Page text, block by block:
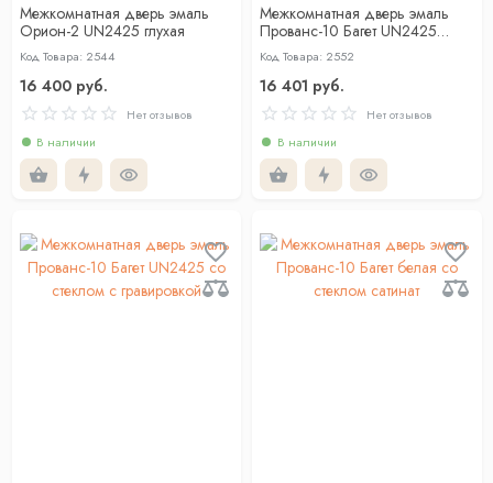
Межкомнатная дверь эмаль
Орион-2 UN2425 глухая
Код Товара: 2544
16 400 руб.
Нет отзывов
В наличии
Межкомнатная дверь эмаль
Прованс-10 Багет UN2425
глухая
Код Товара: 2552
16 401 руб.
Нет отзывов
В наличии